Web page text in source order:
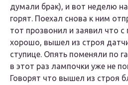
думали брак), и вот неделю
горят. Поехал снова к ним
тот прозвонил и заявил что с
хорошо, вышел из строя
ступице. Опять поменяли по
в этот раз лампочки уже не
Говорят что вышел из строя